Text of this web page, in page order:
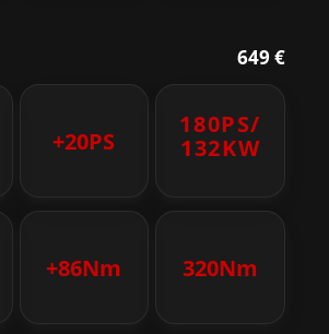
649 €
+20PS
180PS/
132KW
+86Nm 320Nm